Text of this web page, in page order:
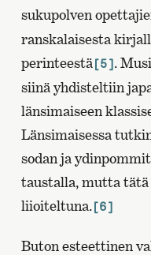
sukupolven
ranskalaisesta
perinteestä[5].
siinä yhdisteltiin
länsimaiseen
Länsimaisessa
sodan ja
taustalla, mutta
liioiteltuna.[6]
Buton esteettinen